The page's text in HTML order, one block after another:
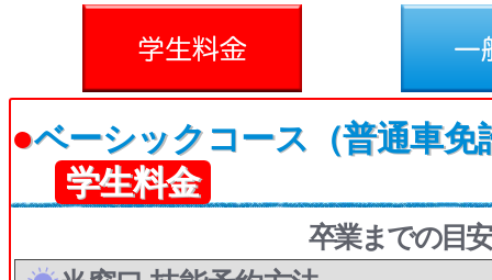
●ベーシックコース（普通車免
学生料金
卒業までの目